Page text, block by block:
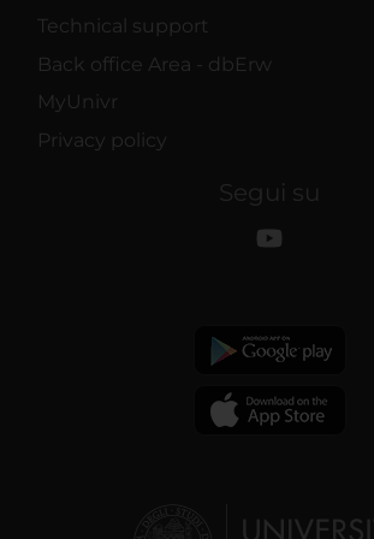
Technical support
Back office Area - dbErw
MyUnivr
Privacy policy
Segui su